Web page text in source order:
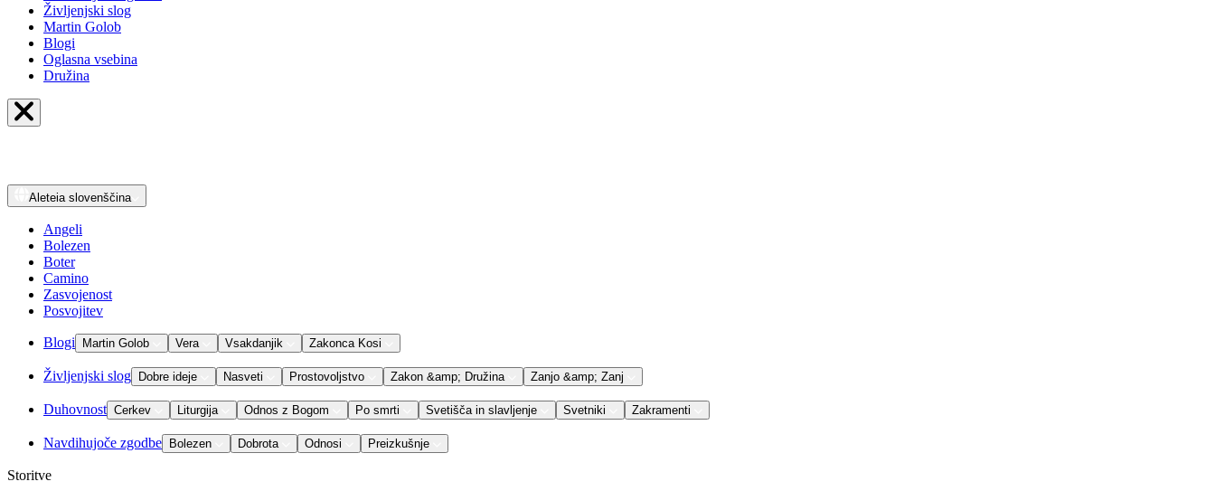
Življenjski slog
Martin Golob
Blogi
Oglasna vsebina
Družina
Aleteia slovenščina
Angeli
Bolezen
Boter
Camino
Zasvojenost
Posvojitev
Blogi Martin Golob Vera Vsakdanjik Zakonca Kosi
Življenjski slog Dobre ideje Nasveti Prostovoljstvo Zakon &amp; Družina Zanjo &amp; Zanj
Duhovnost Cerkev Liturgija Odnos z Bogom Po smrti Svetišča in slavljenje Svetniki Zakramenti
Navdihujoče zgodbe Bolezen Dobrota Odnosi Preizkušnje
Storitve